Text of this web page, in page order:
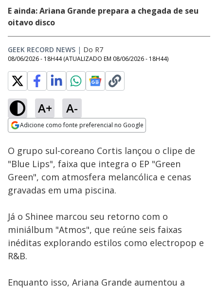
E ainda: Ariana Grande prepara a chegada de seu
oitavo disco
GEEK RECORD NEWS | Do R7
08/06/2026 - 18H44 (ATUALIZADO EM 08/06/2026 - 18H44)
A+ A-
Adicione como fonte preferencial no Google
Ativar
Loaded
23.02%
O grupo sul-coreano Cortis lançou o clipe de
"Blue Lips", faixa que integra o EP "Green
Green", com atmosfera melancólica e cenas
gravadas em uma piscina.
Já o Shinee marcou seu retorno com o
miniálbum "Atmos", que reúne seis faixas
inéditas explorando estilos como electropop e
R&B.
Enquanto isso, Ariana Grande aumentou a